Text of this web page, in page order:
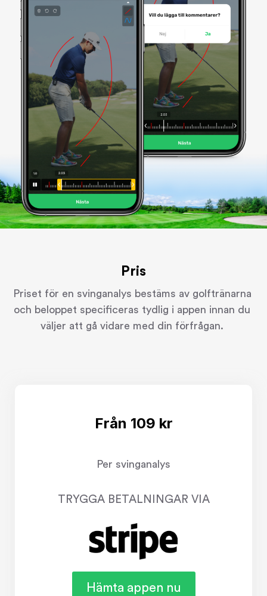
Pris
Priset för en svinganalys bestäms av golftränarna
och beloppet specificeras tydlig i appen innan du
väljer att gå vidare med din förfrågan.
Från 109 kr
Per svinganalys
TRYGGA BETALNINGAR VIA
Hämta appen nu